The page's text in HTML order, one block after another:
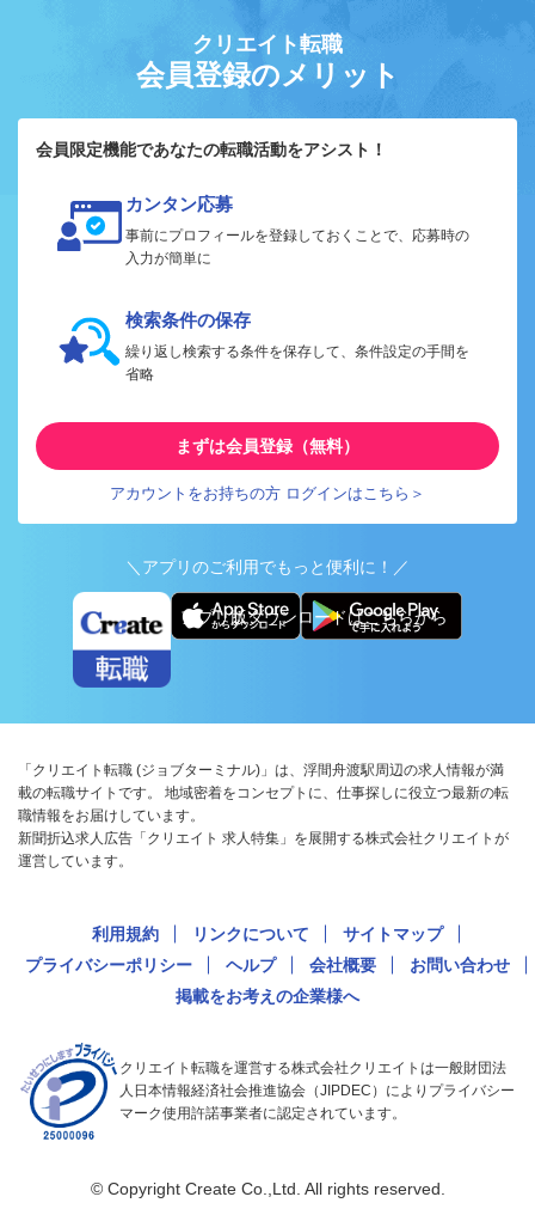
クリエイト転職
会員登録のメリット
会員限定機能であなたの転職活動をアシスト！
カンタン応募
事前にプロフィールを登録しておくことで、応募時の
入力が簡単に
検索条件の保存
繰り返し検索する条件を保存して、条件設定の手間を
省略
まずは会員登録（無料）
アカウントをお持ちの方 ログインはこちら＞
＼アプリのご利用でもっと便利に！／
アプリ版ダウンロードはこちらから
「クリエイト転職 (ジョブターミナル)」は、浮間舟渡駅周辺の求人情報が満
載の転職サイトです。 地域密着をコンセプトに、仕事探しに役立つ最新の転
職情報をお届けしています。
新聞折込求人広告「クリエイト 求人特集」を展開する株式会社クリエイトが
運営しています。
利用規約 リンクについて
サイトマップ
プライバシーポリシー
ヘルプ 会社概要
お問い合わせ
掲載をお考えの企業様へ
クリエイト転職を運営する株式会社クリエイトは一般財団法
人日本情報経済社会推進協会（JIPDEC）によりプライバシー
マーク使用許諾事業者に認定されています。
© Copyright Create Co.,Ltd. All rights reserved.